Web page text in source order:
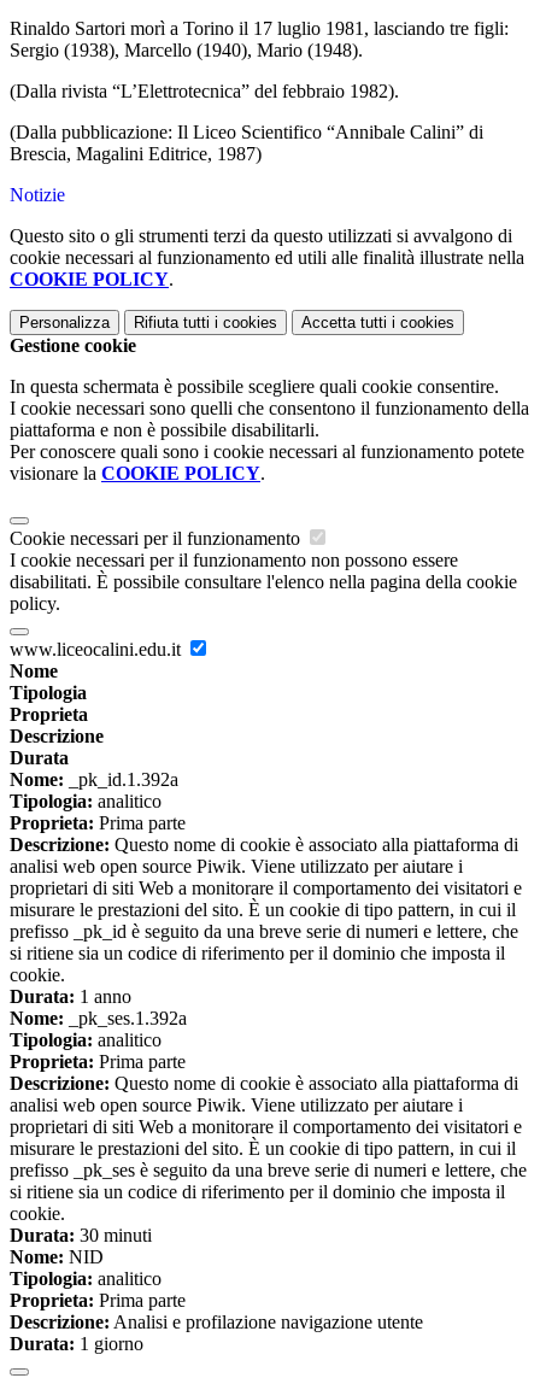
Rinaldo Sartori morì a Torino il 17 luglio 1981, lasciando tre figli:
Sergio (1938), Marcello (1940), Mario (1948).
(Dalla rivista “L’Elettrotecnica” del febbraio 1982).
(Dalla pubblicazione: Il Liceo Scientifico “Annibale Calini” di
Brescia, Magalini Editrice, 1987)
Notizie
Questo sito o gli strumenti terzi da questo utilizzati si avvalgono di
cookie necessari al funzionamento ed utili alle finalità illustrate nella
COOKIE POLICY.
Personalizza Rifiuta tutti i cookies Accetta tutti i cookies
Gestione cookie
In questa schermata è possibile scegliere quali cookie consentire.
I cookie necessari sono quelli che consentono il funzionamento della
piattaforma e non è possibile disabilitarli.
Per conoscere quali sono i cookie necessari al funzionamento potete
visionare la COOKIE POLICY.
Cookie necessari per il funzionamento
I cookie necessari per il funzionamento non possono essere
disabilitati. È possibile consultare l'elenco nella pagina della cookie
policy.
www.liceocalini.edu.it
Nome
Tipologia
Proprieta
Descrizione
Durata
Nome: _pk_id.1.392a
Tipologia: analitico
Proprieta: Prima parte
Descrizione: Questo nome di cookie è associato alla piattaforma di
analisi web open source Piwik. Viene utilizzato per aiutare i
proprietari di siti Web a monitorare il comportamento dei visitatori e
misurare le prestazioni del sito. È un cookie di tipo pattern, in cui il
prefisso _pk_id è seguito da una breve serie di numeri e lettere, che
si ritiene sia un codice di riferimento per il dominio che imposta il
cookie.
Durata: 1 anno
Nome: _pk_ses.1.392a
Tipologia: analitico
Proprieta: Prima parte
Descrizione: Questo nome di cookie è associato alla piattaforma di
analisi web open source Piwik. Viene utilizzato per aiutare i
proprietari di siti Web a monitorare il comportamento dei visitatori e
misurare le prestazioni del sito. È un cookie di tipo pattern, in cui il
prefisso _pk_ses è seguito da una breve serie di numeri e lettere, che
si ritiene sia un codice di riferimento per il dominio che imposta il
cookie.
Durata: 30 minuti
Nome: NID
Tipologia: analitico
Proprieta: Prima parte
Descrizione: Analisi e profilazione navigazione utente
Durata: 1 giorno